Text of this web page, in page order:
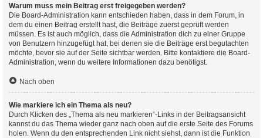
Warum muss mein Beitrag erst freigegeben werden?
Die Board-Administration kann entschieden haben, dass in dem Forum, in
dem du einen Beitrag erstellt hast, die Beiträge zuerst geprüft werden
müssen. Es ist auch möglich, dass die Administration dich zu einer Gruppe
von Benutzern hinzugefügt hat, bei denen sie die Beiträge erst begutachten
möchte, bevor sie auf der Seite sichtbar werden. Bitte kontaktiere die Board-
Administration, wenn du weitere Informationen dazu benötigst.
Nach oben
Wie markiere ich ein Thema als neu?
Durch Klicken des „Thema als neu markieren“-Links in der Beitragsansicht
kannst du das Thema wieder ganz nach oben auf die erste Seite des Forums
holen. Wenn du den entsprechenden Link nicht siehst, dann ist die Funktion